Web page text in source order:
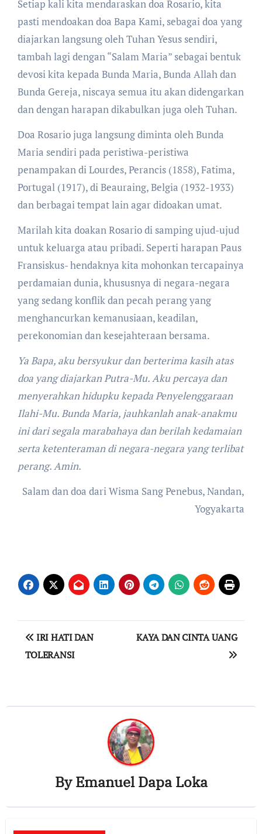
Setiap kali kita mendaraskan doa Rosario, kita
pasti mendoakan doa Bapa Kami, sebagai doa yang
diajarkan langsung oleh Tuhan Yesus sendiri,
tambah lagi dengan “Salam Maria” sebagai bentuk
devosi kita kepada Bunda Maria, Bunda Allah dan
Bunda Gereja, niscaya semua itu akan didengarkan
dan dengan harapan dikabulkan juga oleh Tuhan.
Doa Rosario juga langsung diminta oleh Bunda
Maria sendiri pada peristiwa-peristiwa
penampakan di Lourdes, Perancis (1858), Fatima,
Portugal (1917), di Beauraing, Belgia (1932-1933)
dan berbagai tempat lain agar didoakan umat.
Marilah kita doakan Rosario di samping ujud-ujud
untuk keluarga atau pribadi. Seperti harapan Paus
Fransiskus- hendaknya kita mohonkan tercapainya
perdamaian dunia, khususnya di negara-negara
yang sedang konflik dan pecah perang yang
menghancurkan kemanusiaan, keadilan,
perekonomian dan kesejahteraan bersama.
Ya Bapa, aku bersyukur dan berterima kasih atas
doa yang diajarkan Putra-Mu. Aku percaya dan
menyerahkan hidupku kepada Penyelenggaraan
Ilahi-Mu. Bunda Maria, jauhkanlah anak-anakmu
ini dari segala marabahaya dan berilah kedamaian
serta ketenteraman di negara-negara yang terlibat
perang. Amin.
Salam dan doa dari Wisma Sang Penebus, Nandan,
Yogyakarta
Post
navigation
IRI HATI DAN
TOLERANSI
KAYA DAN CINTA UANG
ByEmanuel Dapa Loka